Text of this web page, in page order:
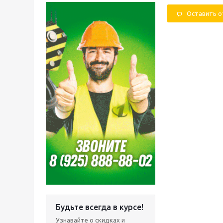
Будьте всегда в курсе!
Узнавайте о скидках и
Оставить